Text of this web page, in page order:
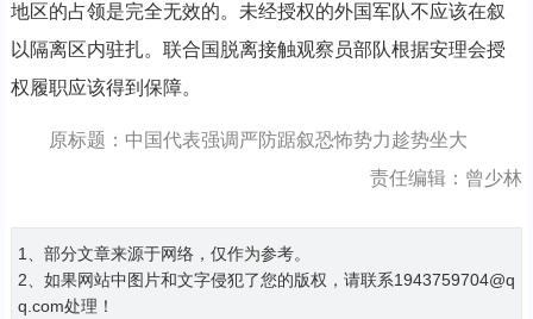
地区的占领是完全无效的。未经授权的外国军队不应该在叙
以隔离区内驻扎。联合国脱离接触观察员部队根据安理会授
权履职应该得到保障。
原标题：中国代表强调严防踞叙恐怖势力趁势坐大
责任编辑：曾少林
1、部分文章来源于网络，仅作为参考。
2、如果网站中图片和文字侵犯了您的版权，请联系1943759704@q
q.com处理！